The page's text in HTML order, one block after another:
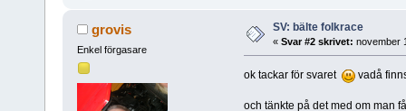
grovis
Enkel förgasare
SV: bälte folkrace
« Svar #2 skrivet: november
ok tackar för svaret vadå
och tänkte på det med om man